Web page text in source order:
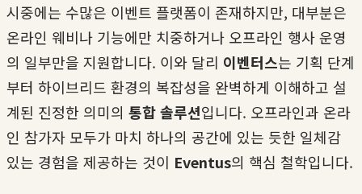
시중에는 수많은 이벤트 플랫폼이 존재하지만, 대부분은
온라인 웨비나 기능에만 치중하거나 오프라인 행사 운영
의 일부만을 지원합니다. 이와 달리 이벤터스는 기획 단계
부터 하이브리드 환경의 복잡성을 완벽하게 이해하고 설
계된 진정한 의미의 통합 솔루션입니다. 오프라인과 온라
인 참가자 모두가 마치 하나의 공간에 있는 듯한 일체감
있는 경험을 제공하는 것이 Eventus의 핵심 철학입니다.